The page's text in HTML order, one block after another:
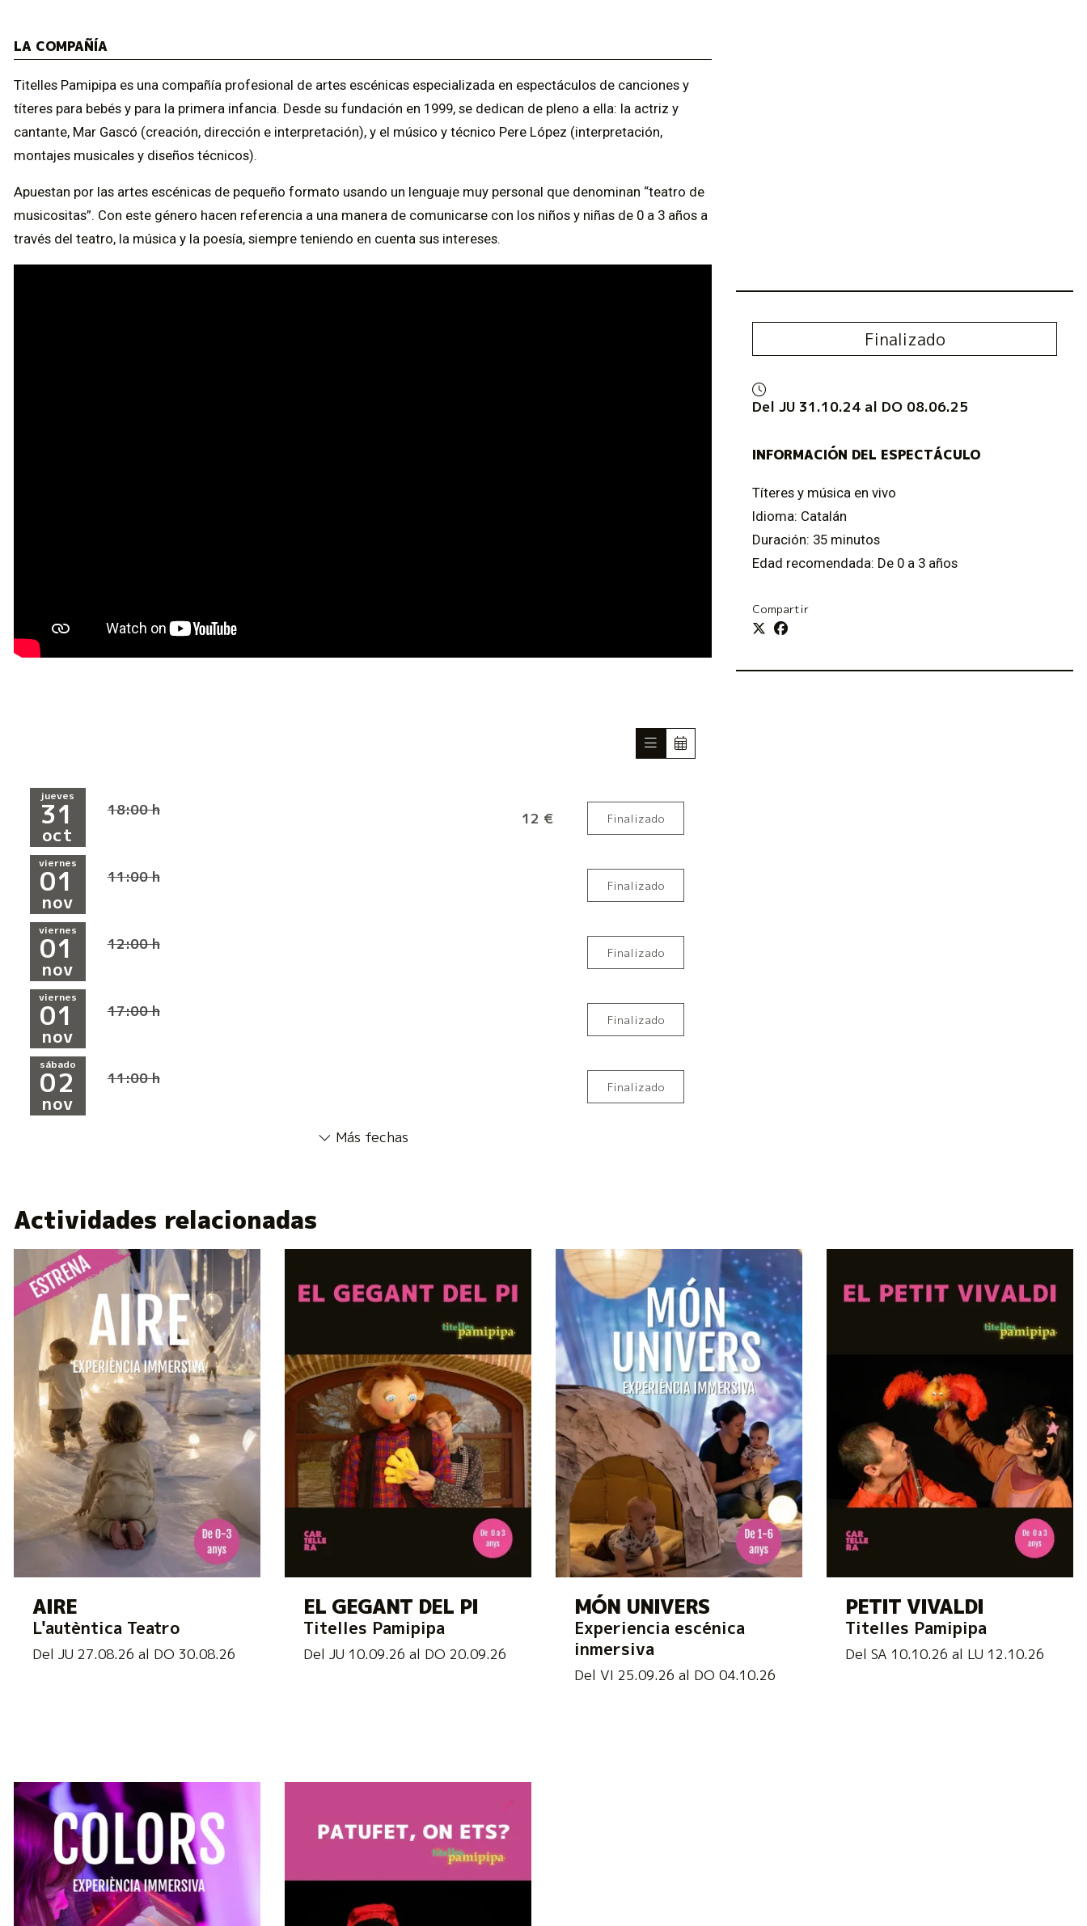
Finalizado
Del JU 31.10.24 al DO 08.06.25
INFORMACIÓN DEL ESPECTÁCULO
Títeres y música en vivo
Idioma: Catalán
Duración: 35 minutos
Edad recomendada: De 0 a 3 años
Compartir
LA COMPAÑÍA
Titelles Pamipipa es una compañía profesional de artes escénicas especializada en espectáculos de canciones y
títeres para bebés y para la primera infancia. Desde su fundación en 1999, se dedican de pleno a ella: la actriz y
cantante, Mar Gascó (creación, dirección e interpretación), y el músico y técnico Pere López (interpretación,
montajes musicales y diseños técnicos).
Apuestan por las artes escénicas de pequeño formato usando un lenguaje muy personal que denominan “teatro de
musicositas”. Con este género hacen referencia a una manera de comunicarse con los niños y niñas de 0 a 3 años a
través del teatro, la música y la poesía, siempre teniendo en cuenta sus intereses.
jueves
31
oct
18:00 h 12 € Finalizado
viernes
01
nov
11:00 h Finalizado
viernes
01
nov
12:00 h Finalizado
viernes
01
nov
17:00 h Finalizado
sábado
02
nov
11:00 h Finalizado
Más fechas
Actividades relacionadas
AIRE
L'autèntica Teatro
Del JU 27.08.26 al DO 30.08.26
EL GEGANT DEL PI
Titelles Pamipipa
Del JU 10.09.26 al DO 20.09.26
MÓN UNIVERS
Experiencia escénica
inmersiva
Del VI 25.09.26 al DO 04.10.26
PETIT VIVALDI
Titelles Pamipipa
Del SA 10.10.26 al LU 12.10.26